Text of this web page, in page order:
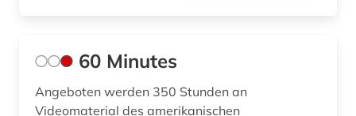
desktop-publishing (1)
deutsch (1)
60 Minutes
Angeboten werden 350 Stunden an
Videomaterial des amerikanischen